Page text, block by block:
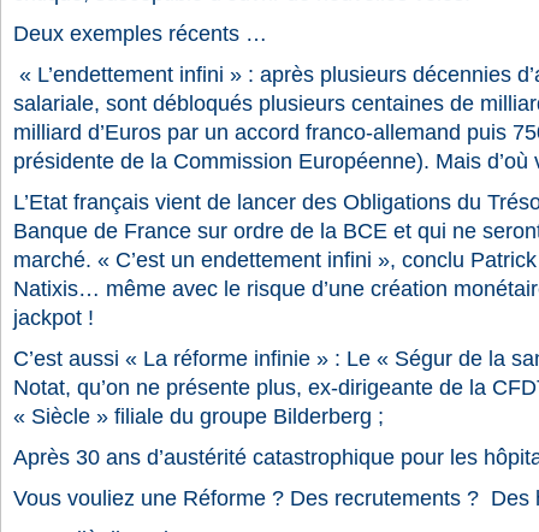
Deux exemples récents …
« L’endettement infini » : après plusieurs décennies
salariale, sont débloqués plusieurs centaines de
milliard d’Euros par un accord franco-allemand puis
présidente de la Commission Européenne). Mais d’où
L’Etat français vient de lancer des Obligations du
Banque de France sur ordre de la BCE et qui ne
marché. « C’est un endettement infini », conclu
Natixis… même avec le risque d’une création
jackpot !
C’est aussi « La réforme infinie » : Le « Ségur de la
Notat, qu’on ne présente plus, ex-dirigeante de la
« Siècle » filiale du groupe Bilderberg ;
Après 30 ans d’austérité catastrophique pour les
Vous vouliez une Réforme ? Des recrutements ? Des